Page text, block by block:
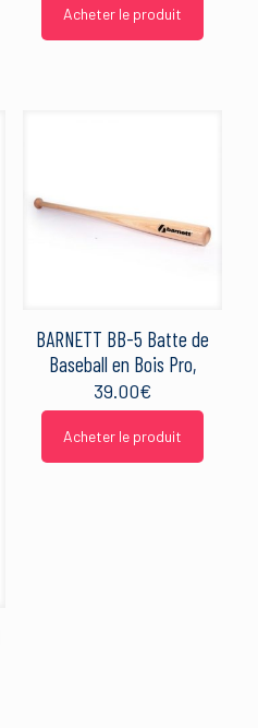
Acheter le produit
BARNETT BB-5 Batte de
Baseball en Bois Pro,
39.00€
Acheter le produit